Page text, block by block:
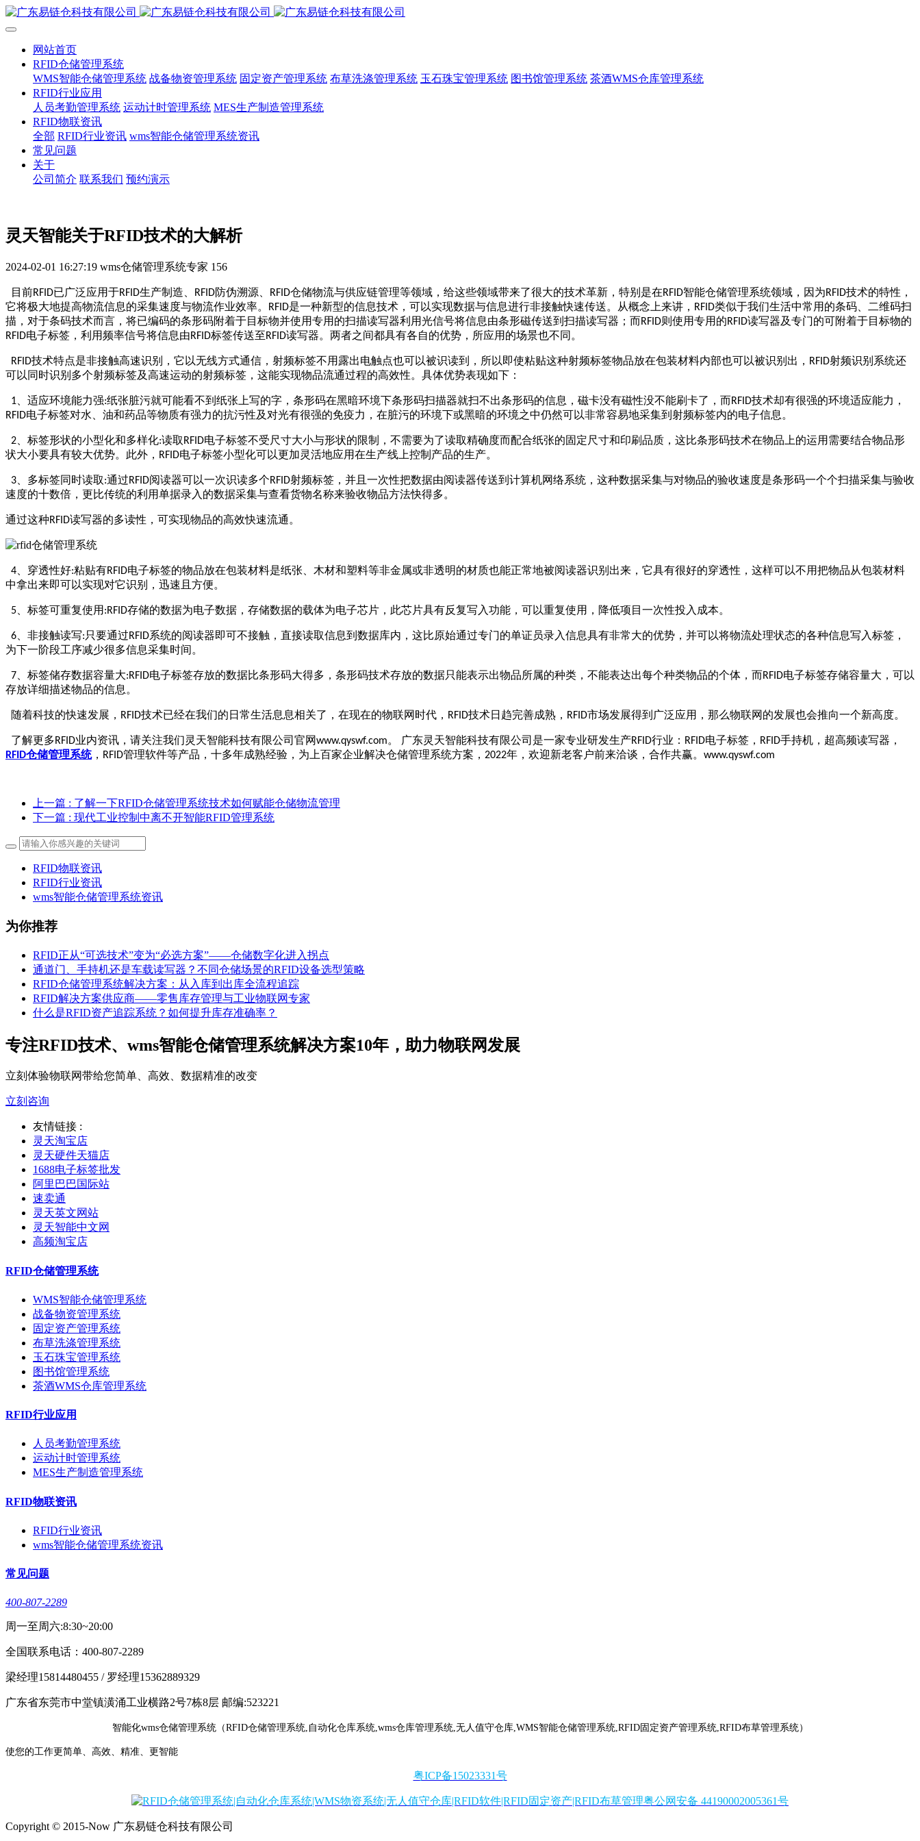
网站首页
RFID仓储管理系统
WMS智能仓储管理系统 战备物资管理系统 固定资产管理系统 布草洗涤管理系统 玉石珠宝管理系统 图书馆管理系统 茶酒WMS仓库管理系统
RFID行业应用
人员考勤管理系统 运动计时管理系统 MES生产制造管理系统
RFID物联资讯
全部 RFID行业资讯 wms智能仓储管理系统资讯
常见问题
关于
公司简介 联系我们 预约演示
灵天智能关于RFID技术的大解析
2024-02-01 16:27:19 wms仓储管理系统专家 156
目前RFID已广泛应用于RFID生产制造、 RFID防伪溯源、 RFID仓储物流与供应链管理等领域，给这些领域带来了很大的技术革新，特别是在RFID智能仓储管理系统领域，因为RFID技术的特性，
它将极大地提高物流信息的采集速度与物流作业效率。
RFID是一种新型的信息技术，可以实现数据与信息进行非接触快速传送。从概念上来讲， RFID类似于我们生活中常用的条码、二维码扫
描，对于条码技术而言，将已编码的条形码附着于目标物并使用专用的扫描读写器利用光信号将信息由条形磁传送到扫描读写器；而RFID则使用专用的RFID读写器及专门的可附着于目标物的
RFID电子标签，利用频率信号将信息由RFID标签传送至RFID读写器。两者之间都具有各自的优势，所应用的场景也不同。
RFID技术特点是非接触高速识别，它以无线方式通信，射频标签不用露出电触点也可以被识读到，所以即使粘贴这种射频标签物品放在包装材料内部也可以被识别出， RFID射频识别系统还
可以同时识别多个射频标签及高速运动的射频标签，这能实现物品流通过程的高效性。具体优势表现如下：
1 、适应环境能力强:纸张脏污就可能看不到纸张上写的字，条形码在黑暗环境下条形码扫描器就扫不出条形码的信息，磁卡没有磁性没不能刷卡了，而RFID技术却有很强的环境适应能力，
RFID电子标签对水、油和药品等物质有强力的抗污性及对光有很强的免疫力，在脏污的环境下或黑暗的环境之中仍然可以非常容易地采集到射频标签内的电子信息。
2 、标签形状的小型化和多样化:读取 RFID电子标签不受尺寸大小与形状的限制，不需要为了读取精确度而配合纸张的固定尺寸和印刷品质，这比条形码技术在物品上的运用需要结合物品形
状大小要具有较大优势。此外， RFID电子标签小型化可以更加灵活地应用在生产线上控制产品的生产。
3 、多标签同时读取:通过RFID阅读器可以一次识读多个RFID射频标签，并且一次性把数据由阅读器传送到计算机网络系统，这种数据采集与对物品的验收速度是条形码一个个扫描采集与验收
速度的十数倍，更比传统的利用单据录入的数据采集与查看货物名称来验收物品方法快得多。
通过这种RFID读写器的多读性，可实现物品的高效快速流通。
4 、穿透性好:粘贴有RFID电子标签的物品放在包装材料是纸张、木材和塑料等非金属或非透明的材质也能正常地被阅读器识别出来，它具有很好的穿透性，这样可以不用把物品从包装材料
中拿出来即可以实现对它识别，迅速且方便。
5 、标签可重复使用 :RFID存储的数据为电子数据，存储数据的载体为电子芯片，此芯片具有反复写入功能，可以重复使用，降低项目一次性投入成本。
6 、非接触读写:只要通过RFID系统的阅读器即可不接触，直接读取信息到数据库内，这比原始通过专门的单证员录入信息具有非常大的优势，并可以将物流处理状态的各种信息写入标签，
为下一阶段工序减少很多信息采集时间。
7 、标签储存数据容量大:RFID电子标签存放的数据比条形码大得多，条形码技术存放的数据只能表示出物品所属的种类，不能表达出每个种类物品的个体，而RFID电子标签存储容量大，可以
存放详细描述物品的信息。
随着科技的快速发展， RFID技术已经在我们的日常生活息息相关了，在现在的物联网时代， RFID技术日趋完善成熟， RFID市场发展得到广泛应用，那么物联网的发展也会推向一个新高度。
了解更多RFID业内资讯，请关注我们灵天智能科技有限公司官网www.qyswf.com。 广东灵天智能科技有限公司是一家专业研发生产RFID行业： RFID电子标签， RFID手持机，超高频读写器，
RFID仓储管理系统， RFID管理软件等产品，十多年成熟经验，为上百家企业解决仓储管理系统方案， 2022年，欢迎新老客户前来洽谈，合作共赢。 www.qyswf.com
上一篇 : 了解一下RFID仓储管理系统技术如何赋能仓储物流管理
下一篇 : 现代工业控制中离不开智能RFID管理系统
RFID物联资讯
RFID行业资讯
wms智能仓储管理系统资讯
为你推荐
RFID正从“可选技术”变为“必选方案”——仓储数字化进入拐点
通道门、手持机还是车载读写器？不同仓储场景的RFID设备选型策略
RFID仓储管理系统解决方案：从入库到出库全流程追踪
RFID解决方案供应商——零售库存管理与工业物联网专家
什么是RFID资产追踪系统？如何提升库存准确率？
专注RFID技术、wms智能仓储管理系统解决方案10年，助力物联网发展
立刻体验物联网带给您简单、高效、数据精准的改变
立刻咨询
友情链接 :
灵天淘宝店
灵天硬件天猫店
1688电子标签批发
阿里巴巴国际站
速卖通
灵天英文网站
灵天智能中文网
高频淘宝店
RFID仓储管理系统
WMS智能仓储管理系统
战备物资管理系统
固定资产管理系统
布草洗涤管理系统
玉石珠宝管理系统
图书馆管理系统
茶酒WMS仓库管理系统
RFID行业应用
人员考勤管理系统
运动计时管理系统
MES生产制造管理系统
RFID物联资讯
RFID行业资讯
wms智能仓储管理系统资讯
常见问题
400-807-2289
周一至周六:8:30~20:00
全国联系电话：400-807-2289
梁经理15814480455 / 罗经理15362889329
广东省东莞市中堂镇潢涌工业横路2号7栋8层 邮编:523221
智能化wms仓储管理系统（RFID仓储管理系统,自动化仓库系统,wms仓库管理系统,无人值守仓库,WMS智能仓储管理系统,RFID固定资产管理系统,RFID布草管理系统）
使您的工作更简单、高效、精准、更智能
粤ICP备15023331号
粤公网安备 44190002005361号
Copyright © 2015-Now 广东易链仓科技有限公司